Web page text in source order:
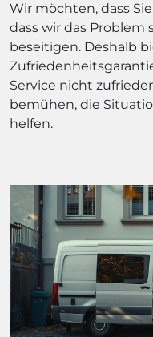
Wir möchten, dass
dass wir das
beseitigen. Deshalb
Service nicht
bemühen, die
helfen.